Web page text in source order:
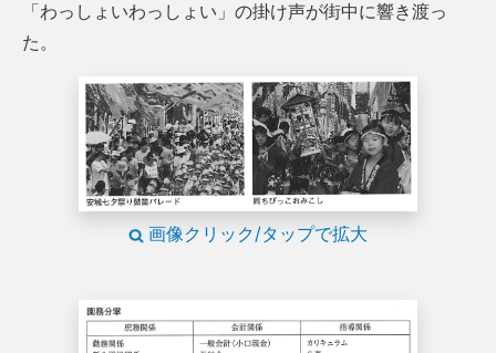
「わっしょいわっしょい」の掛け声が街中に響き渡っ
た。
画像クリック/タップで拡大